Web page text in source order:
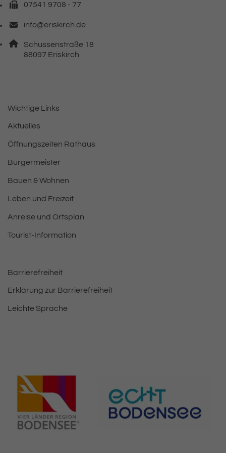
07541 9708 - 77
Faxnummer: 0 7 5 4 1 9 7 0 8 7 7
info@eriskirch.de
E-Mail Adresse: info@eriskirch.de
Adresse:
Schussenstraße 18
88097 , 8 8 0 9 7
Eriskirch
Wichtige Links
Aktuelles
Öffnungszeiten Rathaus
Bürgermeister
Bauen & Wohnen
Leben und Freizeit
Anreise und Ortsplan
Tourist-Information
Barrierefreiheit
Erklärung zur Barrierefreiheit
Leichte Sprache